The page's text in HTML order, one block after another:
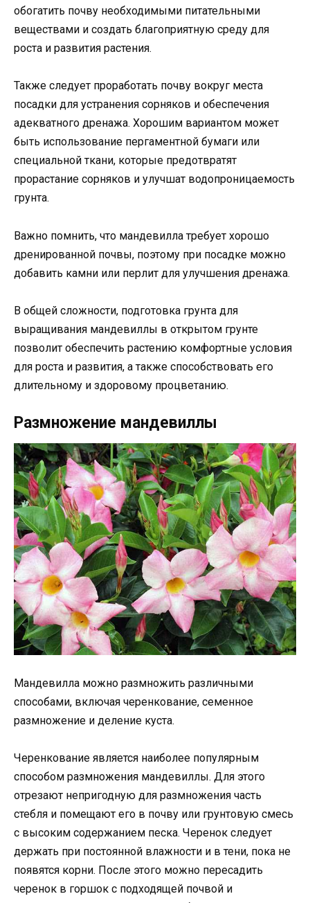
обогатить почву необходимыми питательными
веществами и создать благоприятную среду для
роста и развития растения.
Также следует проработать почву вокруг места
посадки для устранения сорняков и обеспечения
адекватного дренажа. Хорошим вариантом может
быть использование пергаментной бумаги или
специальной ткани, которые предотвратят
прорастание сорняков и улучшат водопроницаемость
грунта.
Важно помнить, что мандевилла требует хорошо
дренированной почвы, поэтому при посадке можно
добавить камни или перлит для улучшения дренажа.
В общей сложности, подготовка грунта для
выращивания мандевиллы в открытом грунте
позволит обеспечить растению комфортные условия
для роста и развития, а также способствовать его
длительному и здоровому процветанию.
Размножение мандевиллы
Мандевилла можно размножить различными
способами, включая черенкование, семенное
размножение и деление куста.
Черенкование является наиболее популярным
способом размножения мандевиллы. Для этого
отрезают непригодную для размножения часть
стебля и помещают его в почву или грунтовую смесь
с высоким содержанием песка. Черенок следует
держать при постоянной влажности и в тени, пока не
появятся корни. После этого можно пересадить
черенок в горшок с подходящей почвой и